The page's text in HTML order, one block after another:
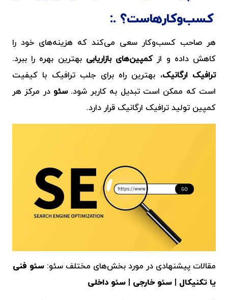
کسب‌وکارهاست؟
هر صاحب کسب‌وکار سعی می‌کند که هزینه‌های خود را
کاهش داده و ازکمپین‌های بازاریابی بهترین بهره را ببرد.
ترافیک ارگانیک، بهترین راه برای جلب ترافیک با کیفیت
است که ممکن است تبدیل به کاربر شود.سئو در مرکز هر
کمپین تولید ترافیک ارگانیک قرار دارد.
مقالات پیشنهادی در مورد بخش‌های مختلف سئو: سئو فنی
یا تکنیکال
سئو خارجی سئو داخلی